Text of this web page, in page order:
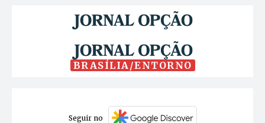
BRASÍLIA/ENTORNO
Seguir no